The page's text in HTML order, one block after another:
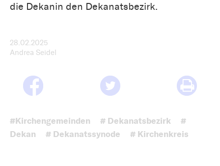
die Dekanin den Dekanatsbezirk.
28.02.2025
Andrea Seidel
#Kirchengemeinden # Dekanatsbezirk
#
Dekan
# Dekanatssynode # Kirchenkreis